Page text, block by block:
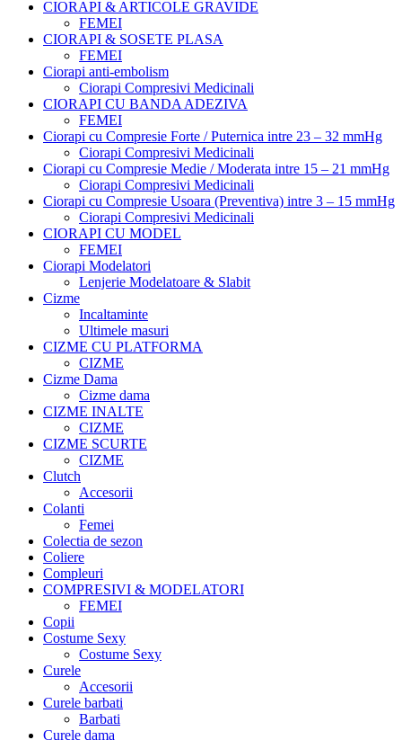
CIORAPI & ARTICOLE GRAVIDE
FEMEI
CIORAPI & SOSETE PLASA
FEMEI
Ciorapi anti-embolism
Ciorapi Compresivi Medicinali
CIORAPI CU BANDA ADEZIVA
FEMEI
Ciorapi cu Compresie Forte / Puternica intre 23 – 32 mmHg
Ciorapi Compresivi Medicinali
Ciorapi cu Compresie Medie / Moderata intre 15 – 21 mmHg
Ciorapi Compresivi Medicinali
Ciorapi cu Compresie Usoara (Preventiva) intre 3 – 15 mmHg
Ciorapi Compresivi Medicinali
CIORAPI CU MODEL
FEMEI
Ciorapi Modelatori
Lenjerie Modelatoare & Slabit
Cizme
Incaltaminte
Ultimele masuri
CIZME CU PLATFORMA
CIZME
Cizme Dama
Cizme dama
CIZME INALTE
CIZME
CIZME SCURTE
CIZME
Clutch
Accesorii
Colanti
Femei
Colectia de sezon
Coliere
Compleuri
COMPRESIVI & MODELATORI
FEMEI
Copii
Costume Sexy
Costume Sexy
Curele
Accesorii
Curele barbati
Barbati
Curele dama